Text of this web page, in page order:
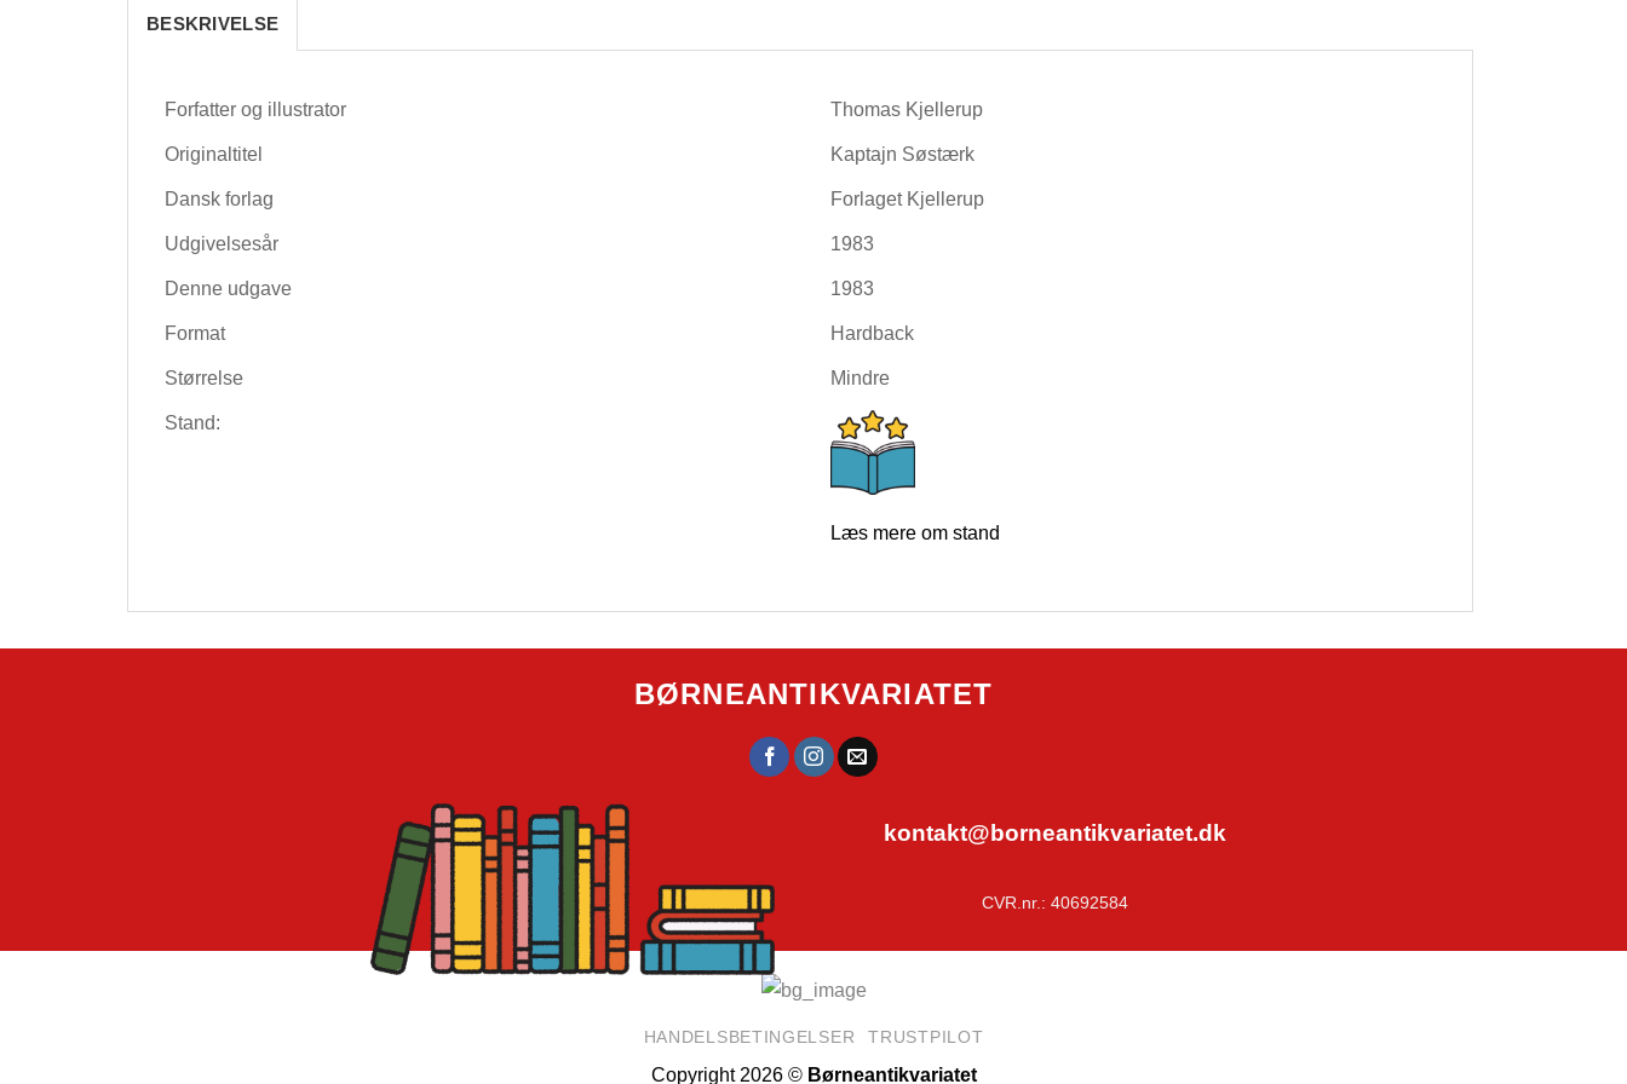
BESKRIVELSE
Forfatter og illustrator Thomas Kjellerup
Originaltitel Kaptajn Søstærk
Dansk forlag Forlaget Kjellerup
Udgivelsesår 1983
Denne udgave 1983
Format Hardback
Størrelse Mindre
Stand:
Læs mere om stand
BØRNEANTIKVARIATET
kontakt@borneantikvariatet.dk
CVR.nr.: 40692584
HANDELSBETINGELSER TRUSTPILOT
Copyright 2026 © Børneantikvariatet